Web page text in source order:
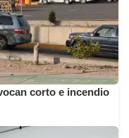
corto e incendio